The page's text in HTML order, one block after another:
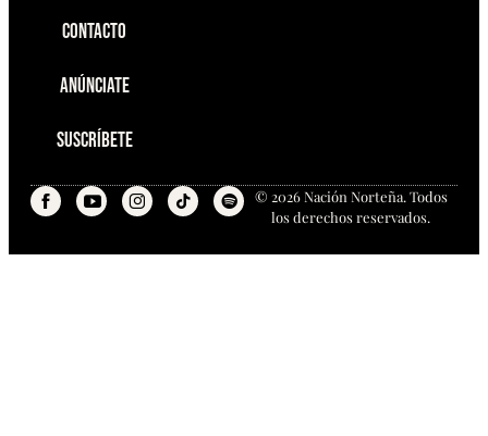
Contacto
Anúnciate
Suscríbete
© 2026 Nación Norteña. Todos
los derechos reservados.